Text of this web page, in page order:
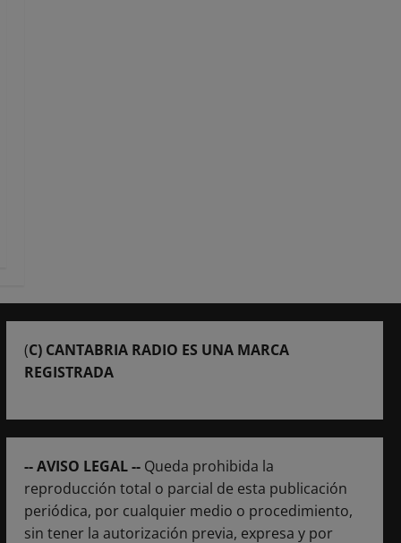
(C) CANTABRIA RADIO ES UNA MARCA
REGISTRADA
-- AVISO LEGAL -- Queda prohibida la
reproducción total o parcial de esta publicación
periódica, por cualquier medio o procedimiento,
sin tener la autorización previa, expresa y por